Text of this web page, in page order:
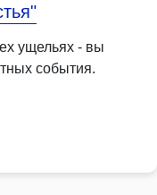
ущельях - вы
события.